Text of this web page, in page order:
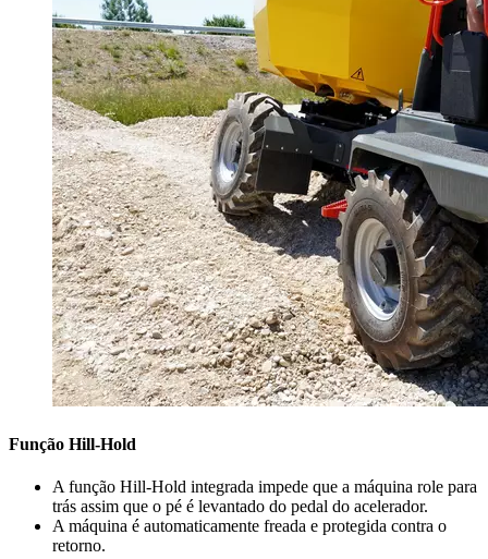
Função Hill-Hold
A função Hill-Hold integrada impede que a máquina role para
trás assim que o pé é levantado do pedal do acelerador.
A máquina é automaticamente freada e protegida contra o
retorno.